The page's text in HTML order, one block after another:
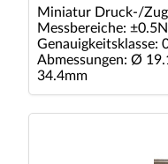
Miniatur Druck-/
Messbereiche:
Genauigkeitsklasse:
Abmessungen: Ø
34.4mm